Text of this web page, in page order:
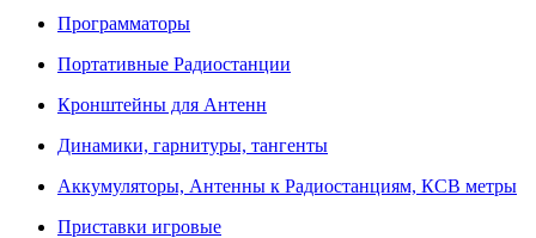
Программаторы
Портативные Радиостанции
Кронштейны для Антенн
Динамики, гарнитуры, тангенты
Аккумуляторы, Антенны к Радиостанциям, КСВ метры
Приставки игровые